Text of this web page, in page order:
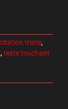
citation triste,
,texte touchant